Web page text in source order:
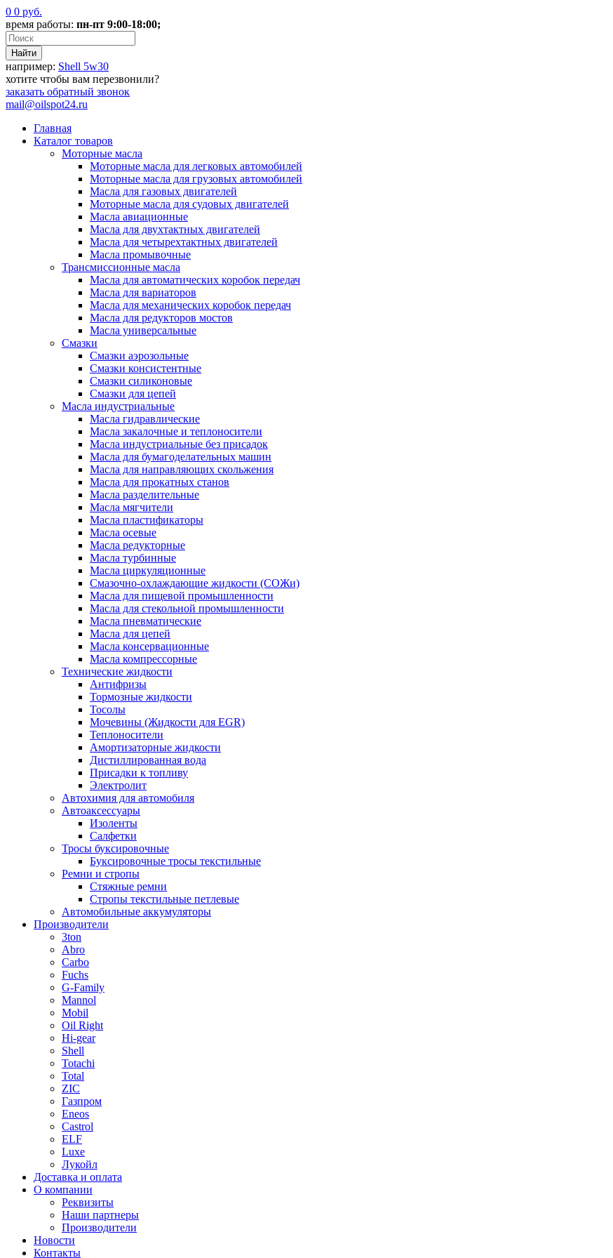
0 0 руб.
время работы: пн-пт 9:00-18:00;
например: Shell 5w30
хотите чтобы вам перезвонили?
заказать обратный звонок
mail@oilspot24.ru
Главная
Каталог товаров
Моторные масла
Моторные масла для легковых автомобилей
Моторные масла для грузовых автомобилей
Масла для газовых двигателей
Моторные масла для судовых двигателей
Масла авиационные
Масла для двухтактных двигателей
Масла для четырехтактных двигателей
Масла промывочные
Трансмиссионные масла
Масла для автоматических коробок передач
Масла для вариаторов
Масла для механических коробок передач
Масла для редукторов мостов
Масла универсальные
Cмазки
Смазки аэрозольные
Смазки консистентные
Смазки силиконовые
Смазки для цепей
Масла индустриальные
Масла гидравлические
Масла закалочные и теплоносители
Масла индустриальные без присадок
Масла для бумагоделательных машин
Масла для направляющих скольжения
Масла для прокатных станов
Масла разделительные
Масла мягчители
Масла пластификаторы
Масла осевые
Масла редукторные
Масла турбинные
Масла циркуляционные
Смазочно-охлаждающие жидкости (СОЖи)
Масла для пищевой промышленности
Масла для стекольной промышленности
Масла пневматические
Масла для цепей
Масла консервационные
Масла компрессорные
Технические жидкости
Антифризы
Тормозные жидкости
Тосолы
Мочевины (Жидкости для EGR)
Теплоносители
Амортизаторные жидкости
Дистиллированная вода
Присадки к топливу
Электролит
Автохимия для автомобиля
Автоаксессуары
Изоленты
Салфетки
Тросы буксировочные
Буксировочные тросы текстильные
Ремни и стропы
Стяжные ремни
Стропы текстильные петлевые
Автомобильные аккумуляторы
Производители
3ton
Abro
Carbo
Fuchs
G-Family
Mannol
Mobil
Oil Right
Hi-gear
Shell
Totachi
Total
ZIC
Газпром
Еneos
Сastrol
ELF
Luxe
Лукойл
Доставка и оплата
О компании
Реквизиты
Наши партнеры
Производители
Новости
Контакты